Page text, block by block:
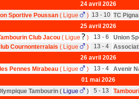
24 avril 2026
Sportive Poussan ( Ligue ) 13 - 10 TC
25 avril 2026
Club Jacou ( Ligue ) 13 - 6
Union
Cournonterralais ( Ligue ) 13 - 4
26 avril 2026
Pennes Mirabeau ( Ligue ) 13 - 4
Avenir
01 mai 2026
Tambourin ( Ligue ) 5 - 13